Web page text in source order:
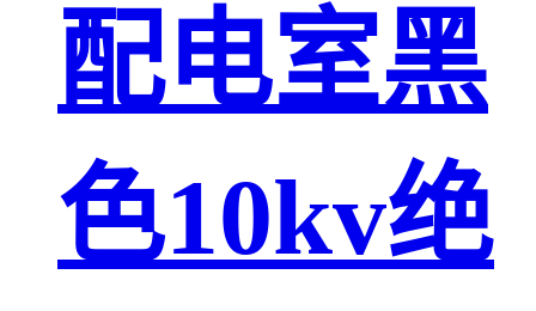
配电室黑
色10kv绝